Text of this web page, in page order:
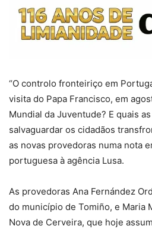
“O controlo fronteiriço em
visita do Papa Francisco, em
Mundial da Juventude? E quais
salvaguardar os cidadãos
as novas provedoras numa nota
portuguesa à agência Lusa.
As provedoras Ana Fernández
do município de Tomiño, e Maria
Nova de Cerveira, que hoje